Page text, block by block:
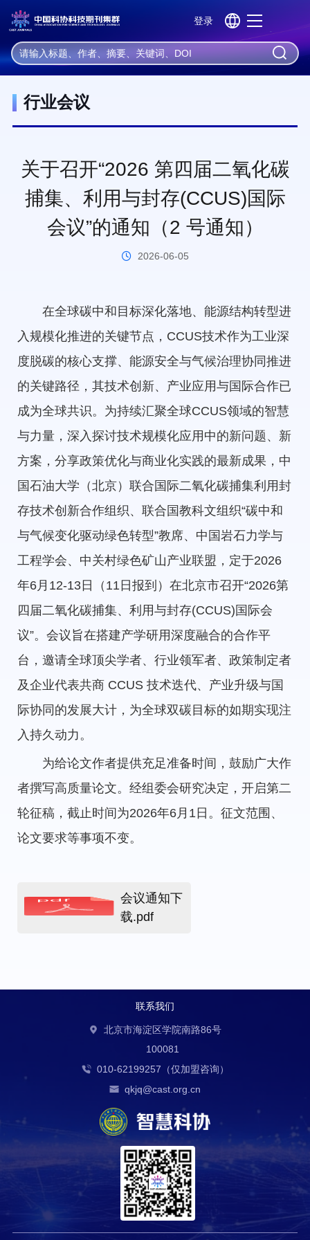
机器学习 深度学习 神经网络 自然语言处理
登录
首 页 资 讯 行业会议
行业会议
关于召开“2026 第四届二氧化碳
捕集、利用与封存(CCUS)国际
会议”的通知（2 号通知）
2026-06-05
在全球碳中和目标深化落地、能源结构转型进
入规模化推进的关键节点，CCUS技术作为工业深
度脱碳的核心支撑、能源安全与气候治理协同推进
的关键路径，其技术创新、产业应用与国际合作已
成为全球共识。为持续汇聚全球CCUS领域的智慧
与力量，深入探讨技术规模化应用中的新问题、新
方案，分享政策优化与商业化实践的最新成果，中
国石油大学（北京）联合国际二氧化碳捕集利用封
存技术创新合作组织、联合国教科文组织“碳中和
与气候变化驱动绿色转型”教席、中国岩石力学与
工程学会、中关村绿色矿山产业联盟，定于2026
年6月12-13日（11日报到）在北京市召开“2026第
四届二氧化碳捕集、利用与封存(CCUS)国际会
议”。会议旨在搭建产学研用深度融合的合作平
台，邀请全球顶尖学者、行业领军者、政策制定者
及企业代表共商 CCUS 技术迭代、产业升级与国
际协同的发展大计，为全球双碳目标的如期实现注
入持久动力。
为给论文作者提供充足准备时间，鼓励广大作
者撰写高质量论文。经组委会研究决定，开启第二
轮征稿，截止时间为2026年6月1日。征文范围、
论文要求等事项不变。
会议通知下
载.pdf
联系我们
北京市海淀区学院南路86号
100081
010-62199257（仅加盟咨询）
qkjq@cast.org.cn